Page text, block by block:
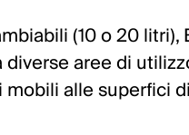
(10 o 20 litri),
aree di
alle superfici di